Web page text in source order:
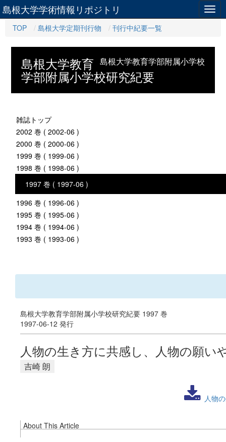
島根大学学術情報リポジトリ
TOP 島根大学定期刊行物 刊行中紀要一覧
島根大学教育学部附属小学校
島根大学教育
学部附属小学校研究紀要
雑誌トップ
2002 巻 ( 2002-06 )
2000 巻 ( 2000-06 )
1999 巻 ( 1999-06 )
1998 巻 ( 1998-06 )
1997 巻 ( 1997-06 )
1996 巻 ( 1996-06 )
1995 巻 ( 1995-06 )
1994 巻 ( 1994-06 )
1993 巻 ( 1993-06 )
島根大学教育学部附属小学校研究紀要 1997 巻
1997-06-12 発行
人物の生き方に共感し、人物の願
吉崎 朗
人物
About This Article